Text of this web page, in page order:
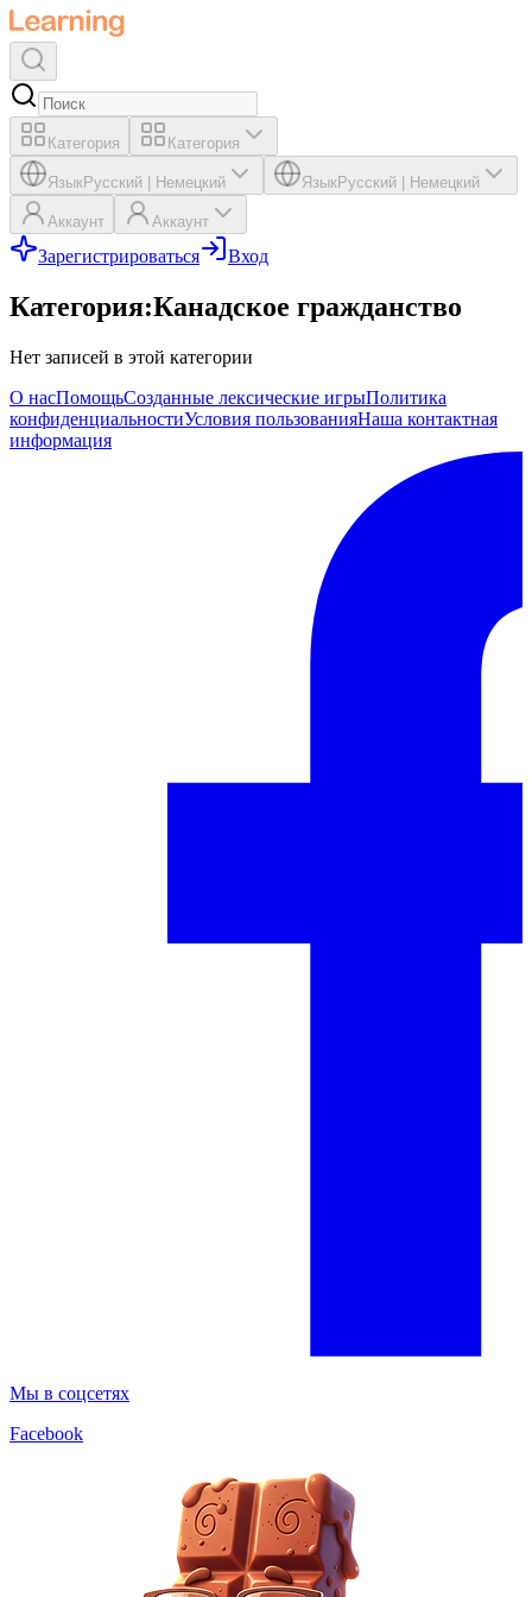
Категория Категория
ЯзыкРусский Немецкий ЯзыкРусский Немецкий
Аккаунт Аккаунт
Зарегистрироваться Вход
Категория:Канадское гражданство
Нет записей в этой категории
О насПомощьСозданные лексические игрыПолитика
конфиденциальностиУсловия пользованияНаша контактная
информация
Мы в соцсетях
Facebook